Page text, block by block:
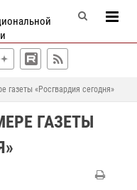
газеты «Росгвардия сегодня»
ГАЗЕТЫ